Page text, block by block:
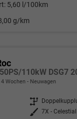
5,60 l/100km
g/km
4 Wochen Neuwagen
Getriebe
Außenfarbe 7X -